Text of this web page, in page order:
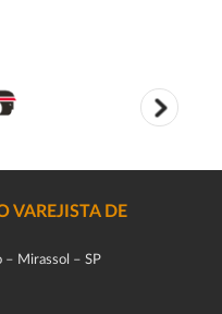
VAREJISTA DE
– Mirassol – SP